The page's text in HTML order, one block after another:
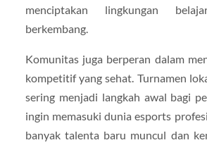
menciptakan lingkungan
berkembang.
Komunitas juga berperan dalam
kompetitif yang sehat. Turnamen
sering menjadi langkah awal bagi
ingin memasuki dunia esports
banyak talenta baru muncul dan